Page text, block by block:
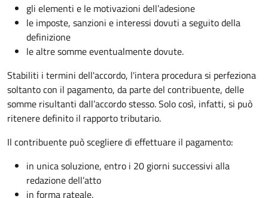
gli elementi e le motivazioni dell’adesione
le imposte, sanzioni e interessi dovuti a seguito della
definizione
le altre somme eventualmente dovute.
Stabiliti i termini dell'accordo, l'intera procedura si perfeziona
soltanto con il pagamento, da parte del contribuente, delle
somme risultanti dall’accordo stesso. Solo così, infatti, si può
ritenere definito il rapporto tributario.
Il contribuente può scegliere di effettuare il pagamento:
in unica soluzione, entro i 20 giorni successivi alla
redazione dell’atto
in forma rateale.